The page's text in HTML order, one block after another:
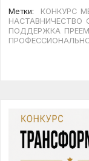
Метки: КОНКУРС
НАСТАВНИЧЕСТВО
ПОДДЕРЖКА